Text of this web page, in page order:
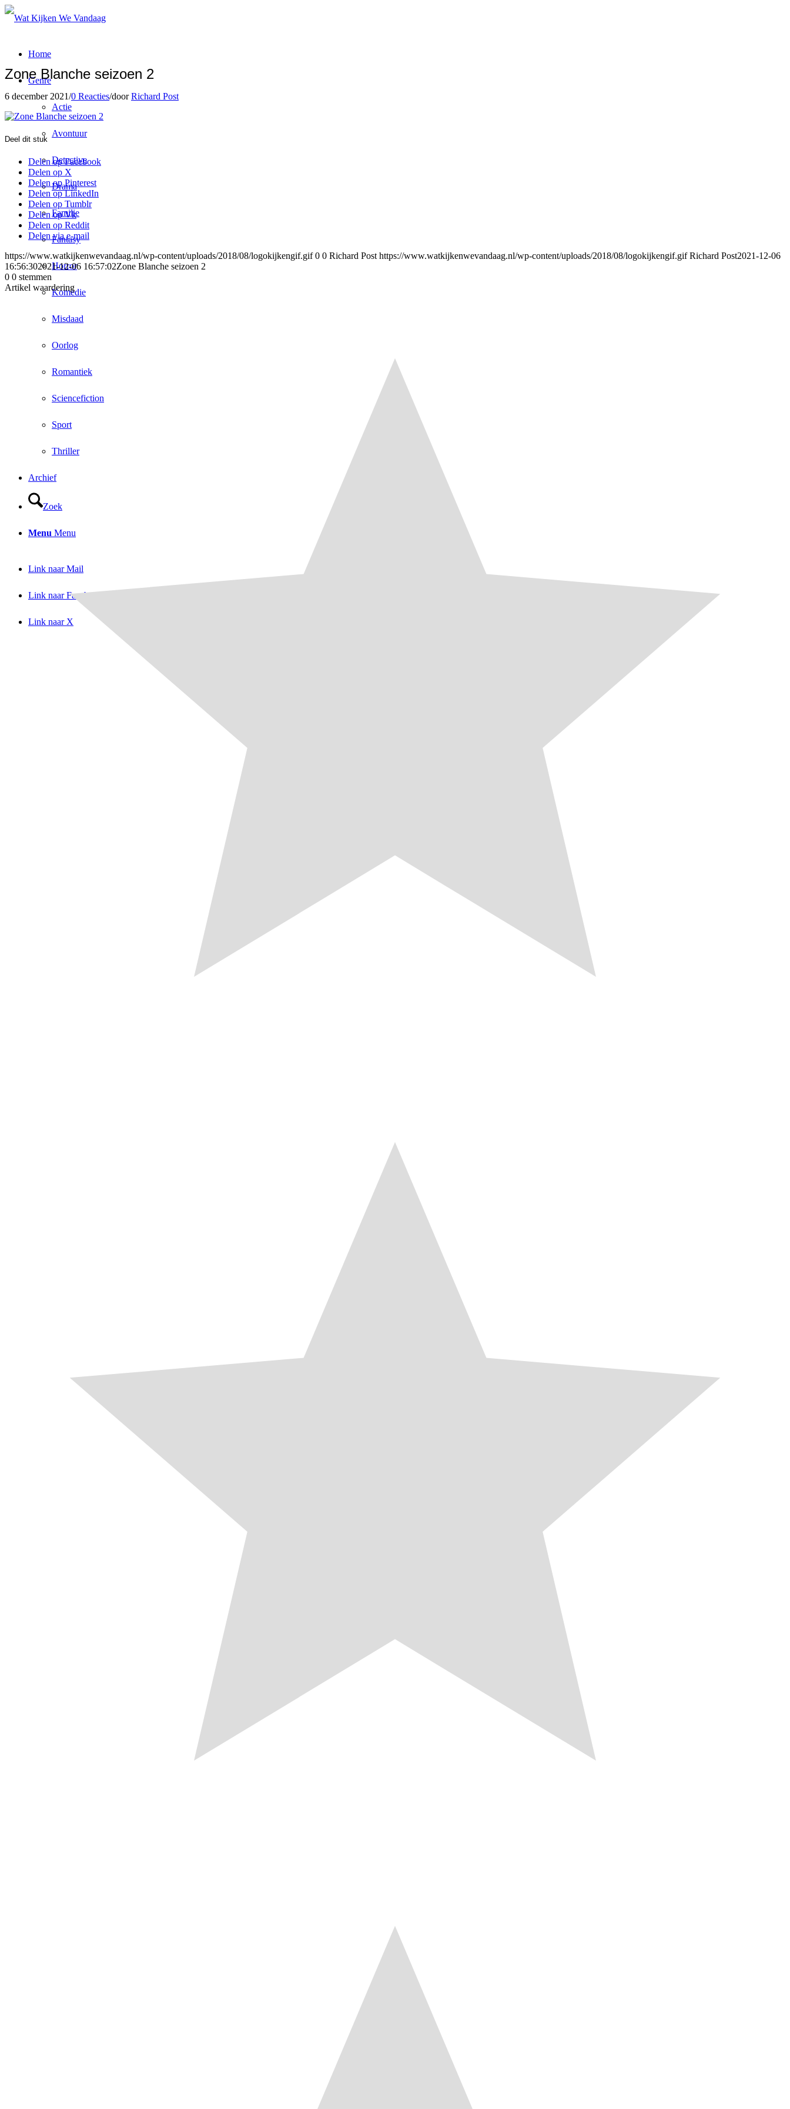
Home
Genre
Actie
Avontuur
Detective
Drama
Familie
Fantasy
Horror
Komedie
Misdaad
Oorlog
Romantiek
Sciencefiction
Sport
Thriller
Archief
Zoek
Menu Menu
Link naar Mail
Link naar Facebook
Link naar X
Zone Blanche seizoen 2
6 december 2021/0 Reacties/doorRichard Post
Deel dit stuk
Delen op Facebook
Delen op X
Delen op Pinterest
Delen op LinkedIn
Delen op Tumblr
Delen op Vk
Delen op Reddit
Delen via e-mail
https://www.watkijkenwevandaag.nl/wp-content/uploads/2018/08/logokijkengif.gif 0 0 Richard Post https://www.watkijkenwevandaag.nl/wp-content/uploads/2018/08/logokijkengif.gif Richard Post2021-12-06
16:56:302021-12-06 16:57:02Zone Blanche seizoen 2
0 0 stemmen
Artikel waardering